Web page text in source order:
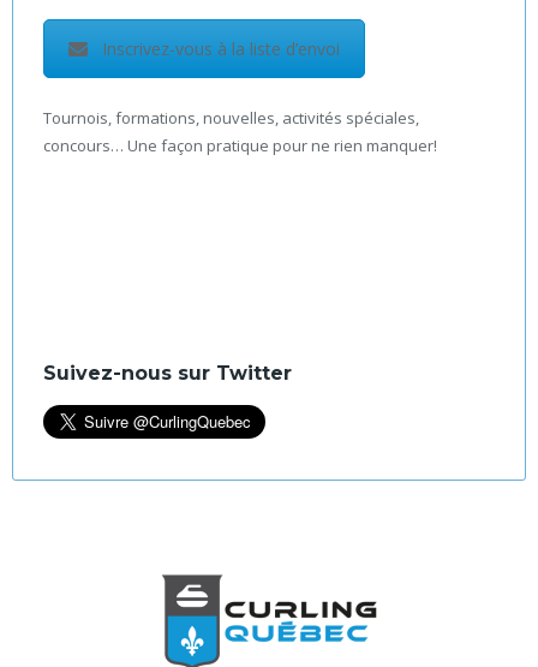
Inscrivez-vous à la liste d’envoi
Tournois, formations, nouvelles, activités spéciales,
concours… Une façon pratique pour ne rien manquer!
Suivez-nous sur Twitter